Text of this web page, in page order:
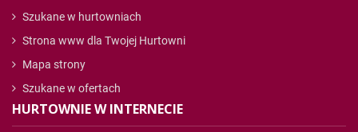
Szukane w hurtowniach
Strona www dla Twojej Hurtowni
Mapa strony
Szukane w ofertach
HURTOWNIE W INTERNECIE